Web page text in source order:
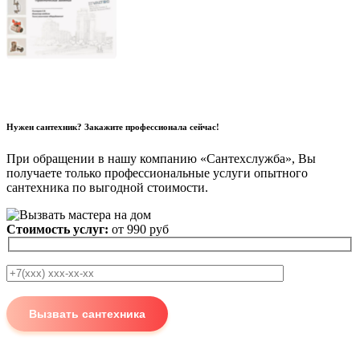
Нужен сантехник? Закажите профессионала сейчас!
При обращении в нашу компанию «Сантехслужба», Вы
получаете только профессиональные услуги опытного
сантехника по выгодной стоимости.
Стоимость услуг: от 990 руб